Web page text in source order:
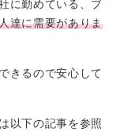
に勤めている、ブ
達に需要がありま
きるので安心して
以下の記事を参照